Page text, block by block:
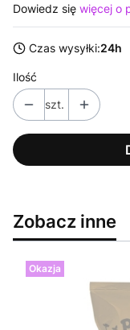
Dowiedz się więcej o
Czas wysyłki:24h
Ilość
szt.
Zobacz inne
Okazja